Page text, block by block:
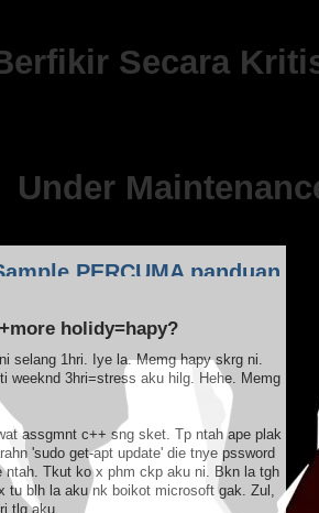
Secara
Under
PERCUMA panduan
holidy=hapy?
selang 1hri. Iye la. Memg hapy skrg ni.
weeknd 3hri=stress aku hilg. Hehe. Memg
assgmnt c++ sng sket. Tp ntah ape plak
'sudo get-apt update' die tnye pssword
ntah. Tkut ko x phm ckp aku ni. Bkn la tgh
blh la aku nk boikot microsoft gak. Zul,
tlg aku.